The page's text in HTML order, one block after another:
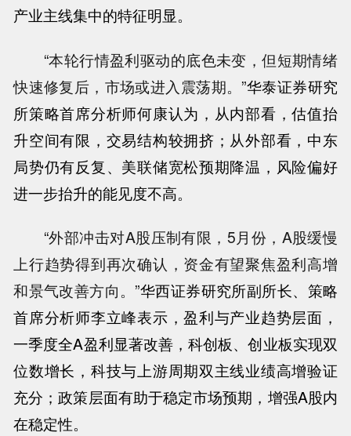
产业主线集中的特征明显。
“本轮行情盈利驱动的底色未变，但短期情绪
快速修复后，市场或进入震荡期。”华泰证券研究
所策略首席分析师何康认为，从内部看，估值抬
升空间有限，交易结构较拥挤；从外部看，中东
局势仍有反复、美联储宽松预期降温，风险偏好
进一步抬升的能见度不高。
“外部冲击对A股压制有限，5月份，A股缓慢
上行趋势得到再次确认，资金有望聚焦盈利高增
和景气改善方向。”华西证券研究所副所长、策略
首席分析师李立峰表示，盈利与产业趋势层面，
一季度全A盈利显著改善，科创板、创业板实现双
位数增长，科技与上游周期双主线业绩高增验证
充分；政策层面有助于稳定市场预期，增强A股内
在稳定性。